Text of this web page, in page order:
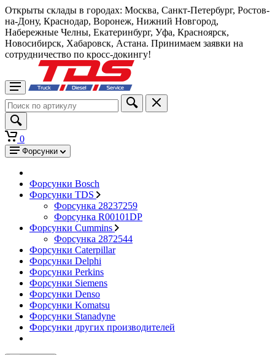
Открыты склады в городах: Москва, Санкт-Петербург, Ростов-
на-Дону, Краснодар, Воронеж, Нижний Новгород,
Набережные Челны, Екатеринбург, Уфа, Красноярск,
Новосибирск, Хабаровск, Астана. Принимаем заявки на
сотрудничество по кросс-докингу!
0
Форсунки
Форсунки Bosch
Форсунки TDS
Форсунка 28237259
Форсунка R00101DP
Форсунки Cummins
Форсунка 2872544
Форсунки Caterpillar
Форсунки Delphi
Форсунки Perkins
Форсунки Siemens
Форсунки Denso
Форсунки Komatsu
Форсунки Stanadyne
Форсунки других производителей